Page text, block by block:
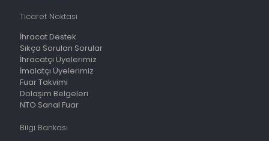
Ticaret Noktası
İhracat Destek
Sıkça Sorulan Sorular
İhracatçı Üyelerimiz
İmalatçı Üyelerimiz
Fuar Takvimi
Dolaşım Belgeleri
NTO Sanal Fuar
Bilgi Bankası